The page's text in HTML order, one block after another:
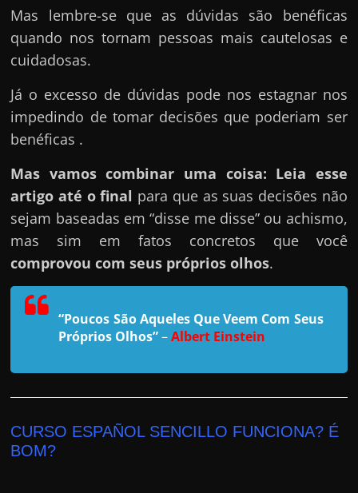
n
s
a
d
o
e
m
c
o
m
o
a
r
m
d
Mas lembre-se que as dúvidas são benéficas
quando nos tornam pessoas mais cautelosas e
cuidadosas.
Já o excesso de dúvidas pode nos estagnar nos
impedindo de tomar decisões que poderiam ser
benéficas .
Mas vamos combinar uma coisa: Leia esse
artigo até o final para que as suas decisões não
sejam baseadas em “disse me disse” ou achismo,
mas sim em fatos concretos que você
comprovou com seus próprios olhos.
“Poucos São Aqueles Que Veem Com Seus
Próprios Olhos”–Albert Einstein
CURSO ESPAÑOL SENCILLO FUNCIONA? É
BOM?